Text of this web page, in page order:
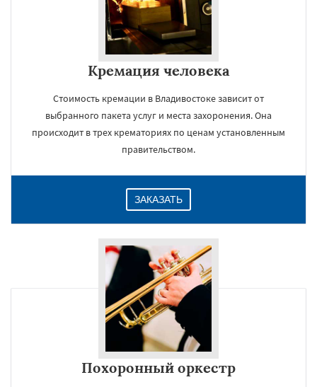
Кремация человека
Стоимость кремации в Владивостоке зависит от
выбранного пакета услуг и места захоронения. Она
происходит в трех крематориях по ценам установленным
правительством.
ЗАКАЗАТЬ
Похоронный оркестр